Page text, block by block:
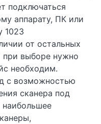
подключаться
аппарату, ПК или
1023
от остальных
при выборе нужно
необходим.
с возможностью
сканера под